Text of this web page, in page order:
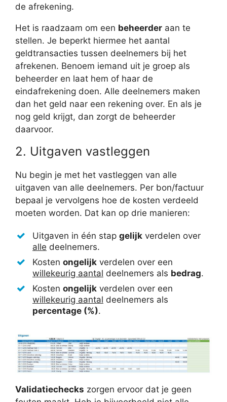
de afrekening.
Het is raadzaam om een beheerder aan te
stellen. Je beperkt hiermee het aantal
geldtransacties tussen deelnemers bij het
afrekenen. Benoem iemand uit je groep als
beheerder en laat hem of haar de
eindafrekening doen. Alle deelnemers maken
dan het geld naar een rekening over. En als je
nog geld krijgt, dan zorgt de beheerder
daarvoor.
2. Uitgaven vastleggen
Nu begin je met het vastleggen van alle
uitgaven van alle deelnemers. Per bon/factuur
bepaal je vervolgens hoe de kosten verdeeld
moeten worden. Dat kan op drie manieren:
Uitgaven in één stap gelijk verdelen over
alle deelnemers.
Kosten ongelijk verdelen over een
willekeurig aantal deelnemers als bedrag.
Kosten ongelijk verdelen over een
willekeurig aantal deelnemers als
percentage (%).
Validatiechecks zorgen ervoor dat je geen